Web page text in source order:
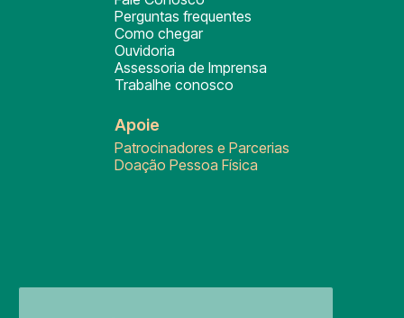
Perguntas frequentes
Como chegar
Ouvidoria
Assessoria de Imprensa
Trabalhe conosco
Apoie
Patrocinadores e Parcerias
Doação Pessoa Física